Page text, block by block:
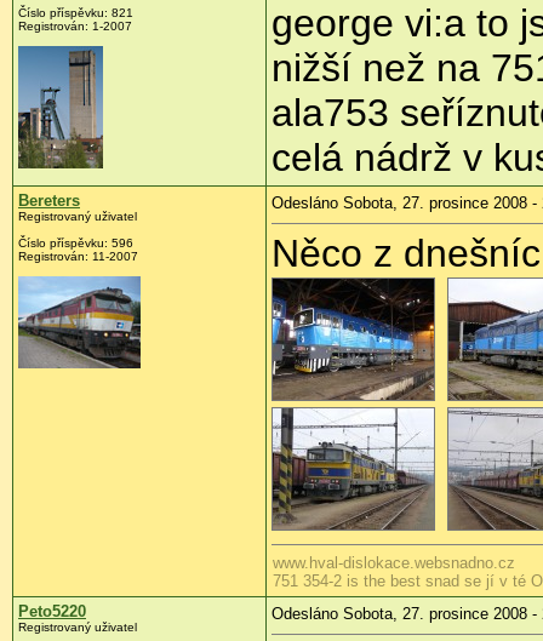
Číslo příspěvku: 821
Registrován: 1-2007
george vi:a to
nižší než na
ala753
celá nádrž v
Bereters
Registrovaný uživatel
Číslo příspěvku: 596
Registrován: 11-2007
Odesláno Sobota, 27. prosince 2008 -
Něco z
www.hval-dislokace.websnadno.cz
751 354-2 is the best snad se jí v té
Peto5220
Registrovaný uživatel
Odesláno Sobota, 27. prosince 2008 -